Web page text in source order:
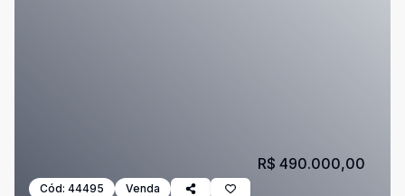
Cód: 44495 Venda
R$ 490.000,00